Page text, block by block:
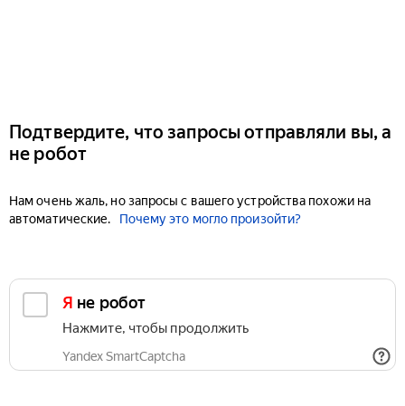
Подтвердите, что запросы отправляли вы, а
не робот
Нам очень жаль, но запросы с вашего устройства похожи на
автоматические.
Почему это могло произойти?
Я не робот
Нажмите, чтобы продолжить
Yandex SmartCaptcha